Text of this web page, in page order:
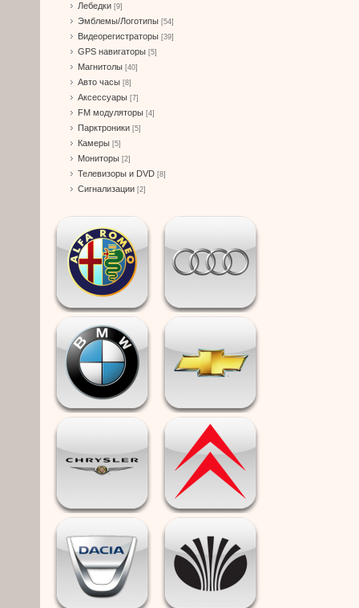
Лебедки [9]
Эмблемы/Логотипы [54]
Видеорегистраторы [39]
GPS навигаторы [5]
Магнитолы [40]
Авто часы [8]
Аксессуары [7]
FM модуляторы [4]
Парктроники [5]
Камеры [5]
Мониторы [2]
Телевизоры и DVD [8]
Сигнализации [2]